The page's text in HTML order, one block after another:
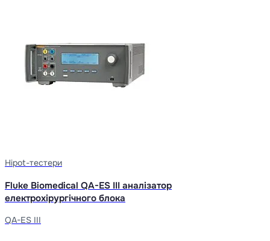
Hipot-тестери
Fluke Biomedical QA-ES III аналізатор
електрохірургічного блока
QA-ES III